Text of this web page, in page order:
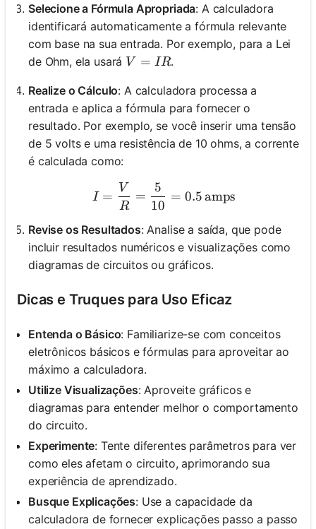
Selecione a Fórmula Apropriada: A calculadora
identificará automaticamente a fórmula relevante
com base na sua entrada. Por exemplo, para a Lei
de Ohm, ela usará V = IR
V = IR.
Realize o Cálculo: A calculadora processa a
entrada e aplica a fórmula para fornecer o
resultado. Por exemplo, se você inserir uma tensão
de 5 volts e uma resistência de 10 ohms, a corrente
é calculada como:
I = \frac{V}{R} =
I =
R
V
=
10
5
= 0.5amps
Revise os Resultados: Analise a saída, que pode
incluir resultados numéricos e visualizações como
diagramas de circuitos ou gráficos.
Dicas e Truques para Uso Eficaz
Entenda o Básico: Familiarize-se com conceitos
eletrônicos básicos e fórmulas para aproveitar ao
máximo a calculadora.
Utilize Visualizações: Aproveite gráficos e
diagramas para entender melhor o comportamento
do circuito.
Experimente: Tente diferentes parâmetros para ver
como eles afetam o circuito, aprimorando sua
experiência de aprendizado.
Busque Explicações: Use a capacidade da
calculadora de fornecer explicações passo a passo